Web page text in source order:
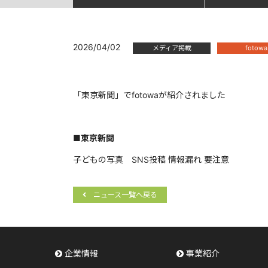
2026/04/02 メディア掲載 fotowa
「東京新聞」でfotowaが紹介されました
■東京新聞
子どもの写真 SNS投稿 情報漏れ 要注意
ニュース一覧へ戻る
企業情報 事業紹介